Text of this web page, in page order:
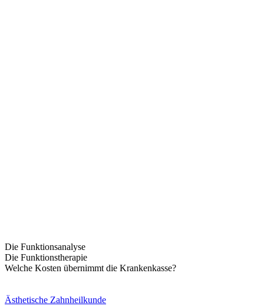
Die Funktionsanalyse
Die Funktionstherapie
Welche Kosten übernimmt die Krankenkasse?
Ästhetische Zahnheilkunde